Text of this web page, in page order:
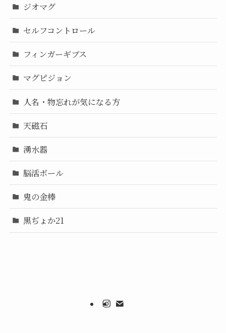
ジオマグ
セルフコントロール
フィンガーギブス
マグピジョン
人名・物忘れが気になる方
天磁石
湧水器
脳活ボール
鬼の金棒
黒ぢょか21